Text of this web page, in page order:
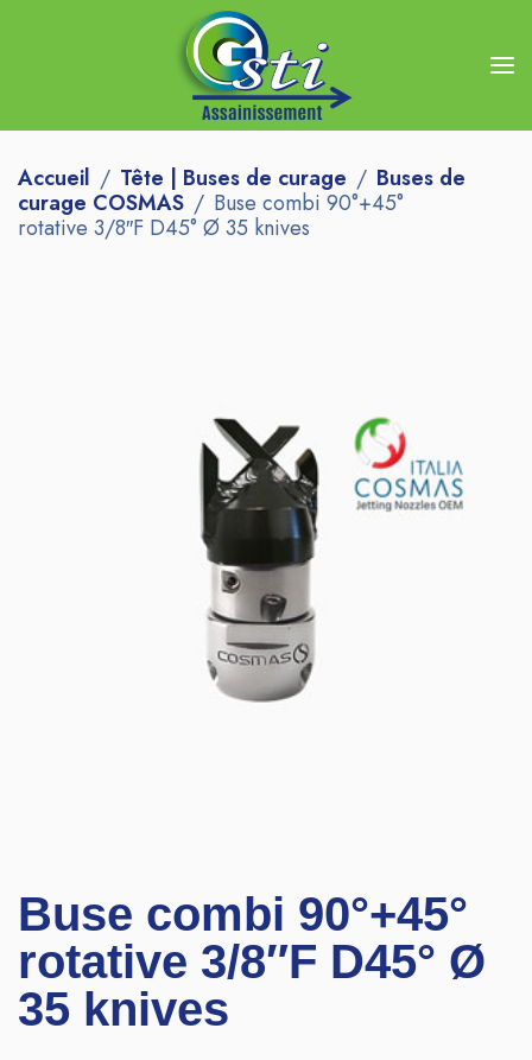
Accueil Tête | Buses de curage
Buses de
curage COSMAS
Buse combi 90°+45°
rotative 3/8″F D45° Ø 35 knives
Buse combi 90°+45°
rotative 3/8″F D45° Ø
35 knives